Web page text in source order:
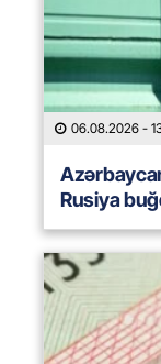
06.08.2026 -
Rusiya